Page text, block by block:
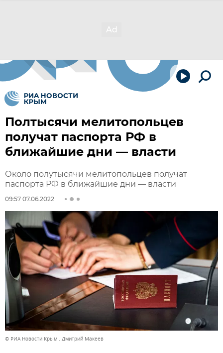
Полтысячи мелитопольцев
получат паспорта РФ в
ближайшие дни — власти
Около полутысячи мелитопольцев получат
паспорта РФ в ближайшие дни — власти
09:57 07.06.2022
© РИА Новости Крым . Дмитрий Макеев